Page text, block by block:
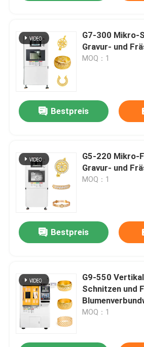
G7-300 Mikro-
Gravur- und
MOQ：1
Bestpreis
G5-220 Mikro-
Gravur- und
MOQ：1
Bestpreis
G9-550
Schnitzen und
doppelter
MOQ：1